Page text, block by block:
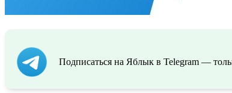
Подписаться на Яблык в Telegram —